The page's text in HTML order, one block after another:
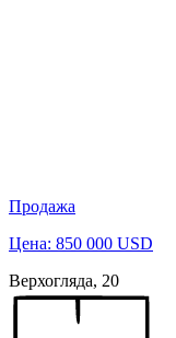
Продажа
Цена: 850 000 USD
Верхогляда, 20